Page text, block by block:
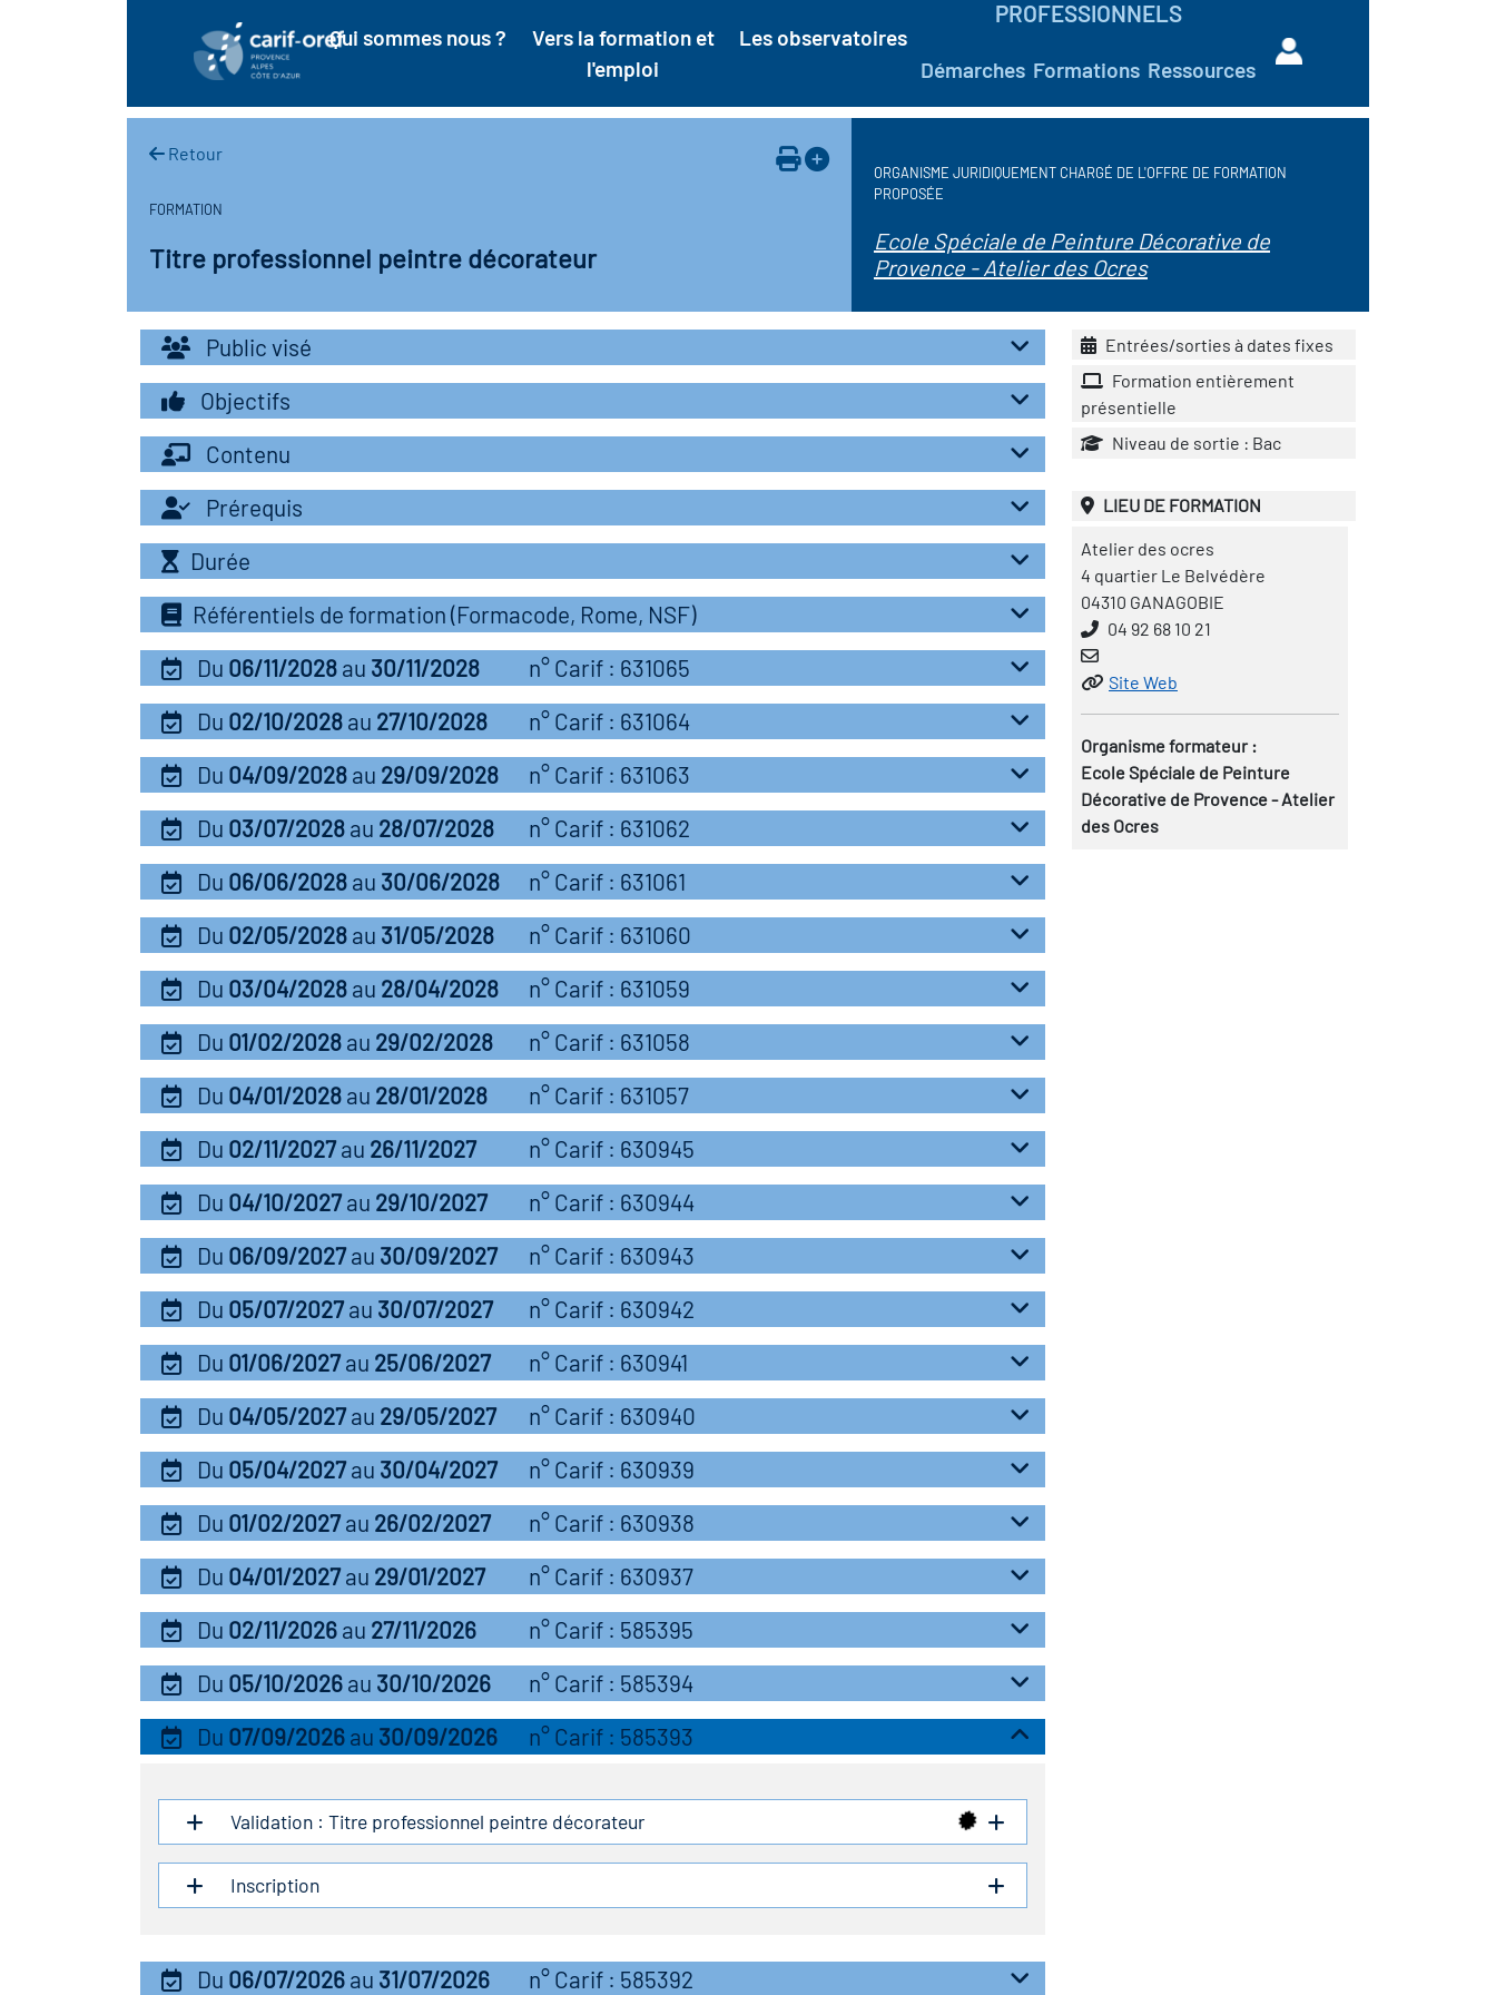
Qui sommes nous ?
Vers la formation et
l'emploi
Les observatoires
PROFESSIONNELS
Démarches Formations Ressources
Retour
FORMATION
Titre professionnel peintre décorateur
ORGANISME JURIDIQUEMENT CHARGÉ DE L'OFFRE DE FORMATION
PROPOSÉE
Ecole Spéciale de Peinture Décorative de
Provence - Atelier des Ocres
Public visé
Objectifs
Contenu
Prérequis
Durée
Référentiels de formation (Formacode, Rome, NSF)
Du 06/11/2028 au 30/11/2028
n° Carif : 631065
Du 02/10/2028 au 27/10/2028
n° Carif : 631064
Du 04/09/2028 au 29/09/2028
n° Carif : 631063
Du 03/07/2028 au 28/07/2028
n° Carif : 631062
Du 06/06/2028 au 30/06/2028
n° Carif : 631061
Du 02/05/2028 au 31/05/2028
n° Carif : 631060
Du 03/04/2028 au 28/04/2028
n° Carif : 631059
Du 01/02/2028 au 29/02/2028
n° Carif : 631058
Du 04/01/2028 au 28/01/2028
n° Carif : 631057
Du 02/11/2027au 26/11/2027
n° Carif : 630945
Du 04/10/2027au 29/10/2027
n° Carif : 630944
Du 06/09/2027au 30/09/2027
n° Carif : 630943
Du 05/07/2027au 30/07/2027
n° Carif : 630942
Du 01/06/2027au 25/06/2027
n° Carif : 630941
Du 04/05/2027au 29/05/2027
n° Carif : 630940
Du 05/04/2027au 30/04/2027
n° Carif : 630939
Du 01/02/2027au 26/02/2027
n° Carif : 630938
Du 04/01/2027au 29/01/2027
n° Carif : 630937
Du 02/11/2026 au 27/11/2026
n° Carif : 585395
Du 05/10/2026 au 30/10/2026
n° Carif : 585394
Du 07/09/2026 au 30/09/2026 n° Carif : 585393
Validation : Titre professionnel peintre décorateur
Inscription
Du 06/07/2026 au 31/07/2026 n° Carif : 585392
Entrées/sorties à dates fixes
Formation entièrement
présentielle
Niveau de sortie : Bac
LIEU DE FORMATION
Atelier des ocres
4 quartier Le Belvédère
04310 GANAGOBIE
04 92 68 10 21
Site Web
Organisme formateur :
Ecole Spéciale de Peinture
Décorative de Provence - Atelier
des Ocres